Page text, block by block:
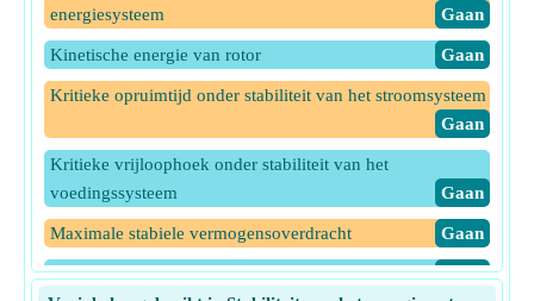
energiesysteem
​Gaan
Kinetische energie van rotor ​Gaan
Kritieke opruimtijd onder stabiliteit van het stroomsysteem
​Gaan
Kritieke vrijloophoek onder stabiliteit van het
voedingssysteem
​Gaan
Maximale stabiele vermogensoverdracht ​Gaan
Opruimhoek ​Gaan